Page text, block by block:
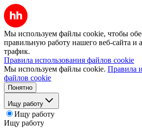
Мы используем файлы cookie, чтобы
правильную работу нашего веб-сайта и
трафик.
Правила использования файлов cookie
Мы используем файлы cookie. Правила
файлов cookie
Понятно
Ищу работу
Ищу работу
Ищу работу